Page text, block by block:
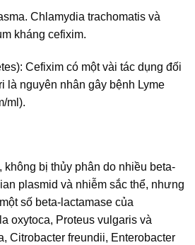
Chlamydia trachomatis và
kháng cefixim.
Cefixim có một vài tác dụng đối
là nguyên nhân gây bệnh Lyme
ml).
bị thủy phân do nhiều beta-
plasmid và nhiễm sắc thể, nhưng
số beta-lactamase của
oxytoca, Proteus vulgaris và
Citrobacter freundii, Enterobacter